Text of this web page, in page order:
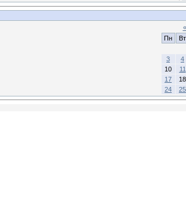
«
Пн
Вт
3
4
10
11
17
18
24
25